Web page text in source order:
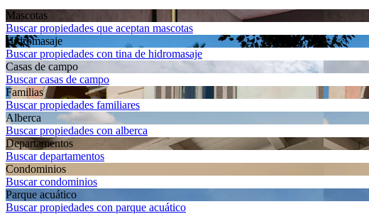
Mascotas
Buscar propiedades que aceptan mascotas
Hidromasaje
Buscar propiedades con tina de hidromasaje
Casas de campo
Buscar casas de campo
Familias
Buscar propiedades familiares
Alberca
Buscar propiedades con alberca
Departa­mentos
Buscar departamentos
Condominios
Buscar condominios
Parque acuático
Buscar propiedades con parque acuático